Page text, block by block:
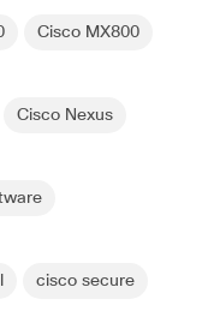
Cisco MX800
Cisco Nexus
cisco secure